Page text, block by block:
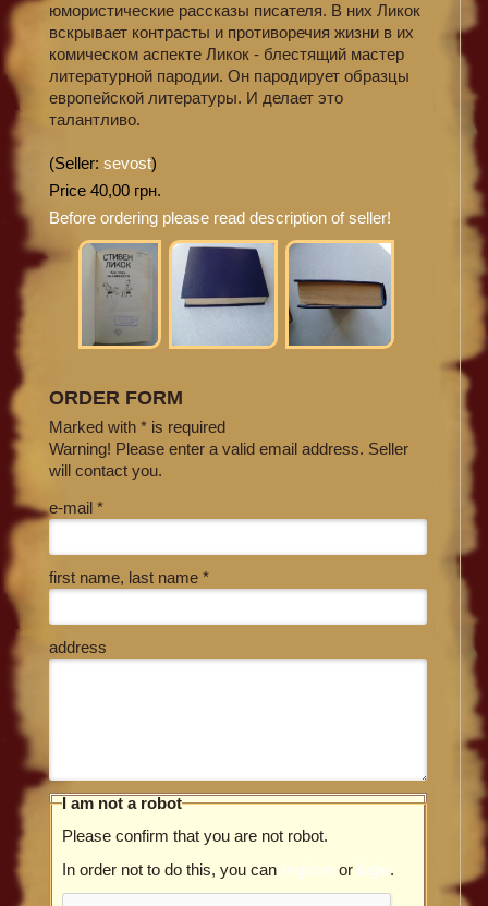
юмористические рассказы писателя. В них Ликок
вскрывает контрасты и противоречия жизни в их
комическом аспекте Ликок - блестящий мастер
литературной пародии. Он пародирует образцы
европейской литературы. И делает это
талантливо.
(Seller: sevost)
Price 40,00 грн.
Before ordering please read description of seller!
ORDER FORM
Marked with * is required
Warning! Please enter a valid email address. Seller
will contact you.
e-mail *
first name, last name *
address
I am not a robot
Please confirm that you are not robot.
In order not to do this, you can register or login.